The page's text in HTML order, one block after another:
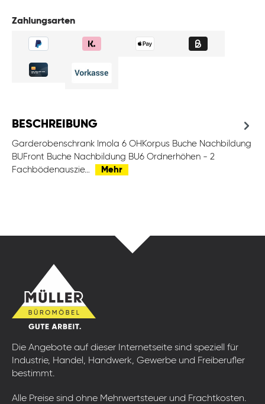
Zahlungsarten
BESCHREIBUNG
Garderobenschrank Imola 6 OHKorpus Buche Nachbildung
BUFront Buche Nachbildung BU6 Ordnerhöhen - 2
Fachbödenauszie…
Mehr
Die Angebote auf dieser Internetseite sind speziell für
Industrie, Handel, Handwerk, Gewerbe und Freiberufler
bestimmt.
Alle Preise sind ohne Mehrwertsteuer und Frachtkosten.